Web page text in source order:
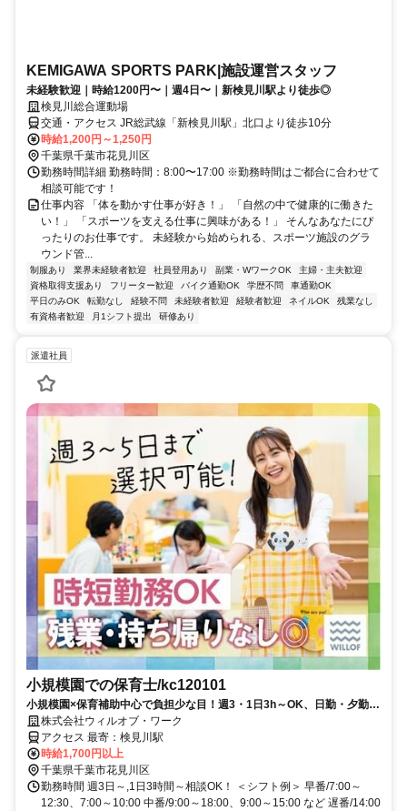
KEMIGAWA SPORTS PARK|施設運営スタッフ
未経験歓迎｜時給1200円〜｜週4日〜｜新検見川駅より徒歩◎
検見川総合運動場
交通・アクセス JR総武線「新検見川駅」北口より徒歩10分
時給1,200円～1,250円
千葉県千葉市花見川区
勤務時間詳細 勤務時間：8:00〜17:00 ※勤務時間はご都合に合わせて
相談可能です！
仕事内容 「体を動かす仕事が好き！」 「自然の中で健康的に働きた
い！」 「スポーツを支える仕事に興味がある！」 そんなあなたにぴ
ったりのお仕事です。 未経験から始められる、スポーツ施設のグラ
ウンド管...
制服あり 業界未経験者歓迎 社員登用あり 副業・WワークOK
主婦・主夫歓迎
資格取得支援あり
フリーター歓迎 バイク通勤OK 学歴不問
車通勤OK
平日のみOK
転勤なし 経験不問 未経験者歓迎 経験者歓迎 ネイルOK
残業なし
有資格者歓迎
月1シフト提出 研修あり
派遣社員
小規模園での保育士/kc120101
小規模園×保育補助中心で負担少な目！週3・1日3h～OK、日勤・夕勤等
の選択可！ミドルシニアも
株式会社ウィルオブ・ワーク
アクセス 最寄：検見川駅
時給1,700円以上
千葉県千葉市花見川区
勤務時間 週3日～,1日3時間～相談OK！ ＜シフト例＞ 早番/7:00～
12:30、7:00～10:00 中番/9:00～18:00、9:00～15:00 など 遅番/14:00